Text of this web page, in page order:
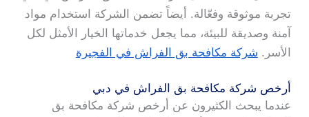
تجربة موثوقة وفعّالة. أيضاً تضمن الشركة استخدام مواد
آمنة وصديقة للبيئة، مما يجعل خدماتها الخيار الأمثل لكل
الأسر. شركة مكافحة بق الفراش في الفجيرة
أرخص شركة مكافحة بق الفراش في دبي
عندما يبحث الكثيرون عن أرخص شركة مكافحة بق